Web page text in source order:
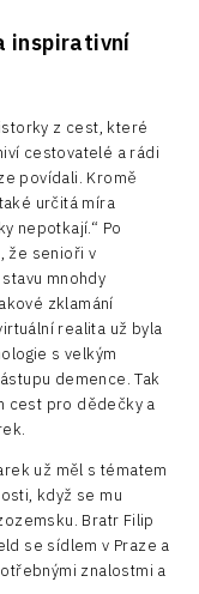
inspirativní
z cest, které
cestovatelé a rádi
povídali. Kromě
určitá míra
nepotkají.“ Po
že senioři v
mnohdy
zklamání
realita už byla
s velkým
demence. Tak
cest pro dědečky a
už měl s tématem
když se mu
Bratr Filip
se sídlem v Praze a
znalostmi a